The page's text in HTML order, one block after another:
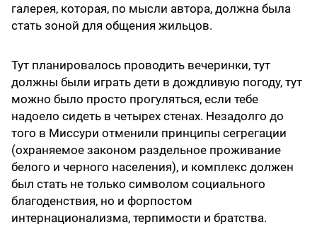
галерея, которая, по мысли автора, должна была
стать зоной для общения жильцов.
Тут планировалось проводить вечеринки, тут
должны были играть дети в дождливую погоду, тут
можно было просто прогуляться, если тебе
надоело сидеть в четырех стенах. Незадолго до
того в Миссури отменили принципы сегрегации
(охраняемое законом раздельное проживание
белого и черного населения), и комплекс должен
был стать не только символом социального
благоденствия, но и форпостом
интернационализма, терпимости и братства.